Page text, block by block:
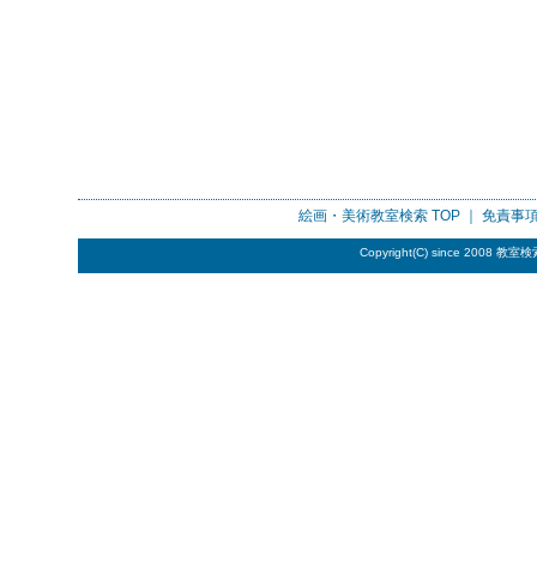
絵画・美術教室検索TOP ｜ 免責事
Copyright(C) since 2008 教室検